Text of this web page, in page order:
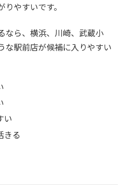
やすいです。
なら、横浜、川崎、武蔵小
な駅前店が候補に入りやすい
い
きる